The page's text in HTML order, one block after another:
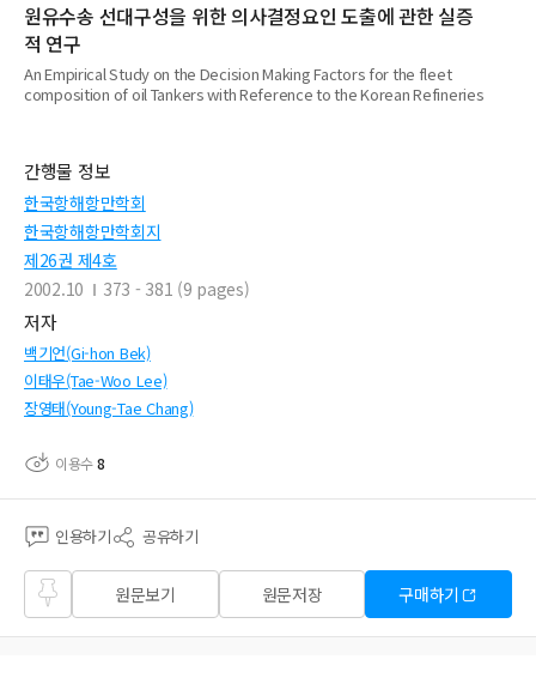
원유수송 선대구성을 위한 의사결정요인 도출에 관한 실증
적 연구
An Empirical Study on the Decision Making Factors for the fleet
composition of oil Tankers with Reference to the Korean Refineries
간행물 정보
한국항해항만학회
한국항해항만학회지
제26권 제4호
2002.10
373 - 381 (9 pages)
저자
백기언(Gi-hon Bek)
이태우(Tae-Woo Lee)
장영태(Young-Tae Chang)
이용수8
인용하기 공유하기
즐겨
찾기
원문보기 원문저장 구매하기